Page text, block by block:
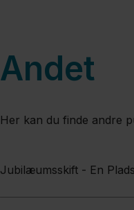
Andet
Her kan du finde andre
Jubilæumsskift - En